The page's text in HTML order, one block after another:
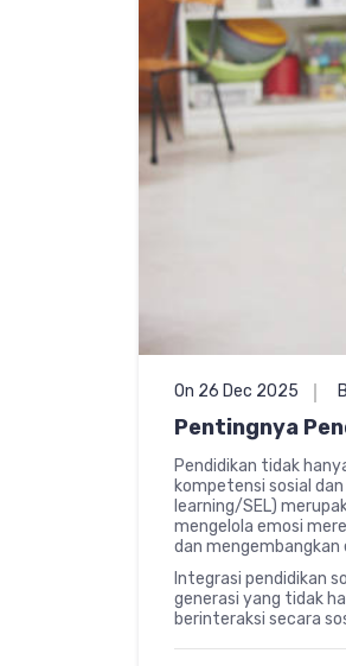
On 26 Dec 2025
Pentingnya
Pendidikan tidak
kompetensi sosial
learning/SEL)
mengelola emosi
dan mengembangkan
Integrasi pendidikan
generasi yang tidak
berinteraksi secara